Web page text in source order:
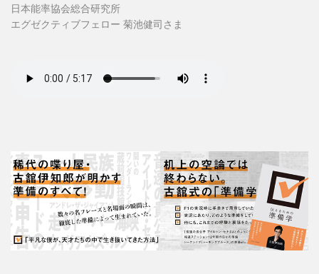
日本能率協会総合研究所
エグゼクティブフェロー 菊池健司さま